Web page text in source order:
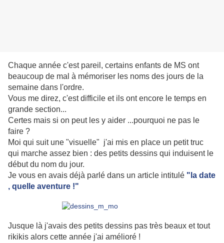
Chaque année c'est pareil, certains enfants de MS ont
beaucoup de mal à mémoriser les noms des jours de la
semaine dans l'ordre.
Vous me direz, c'est difficile et ils ont encore le temps en
grande section...
Certes mais si on peut les y aider ...pourquoi ne pas le
faire ?
Moi qui suit une "visuelle" j'ai mis en place un petit truc
qui marche assez bien : des petits dessins qui induisent le
début du nom du jour.
Je vous en avais déjà parlé dans un article intitulé "la date
, quelle aventure !"
Jusque là j'avais des petits dessins pas très beaux et tout
rikikis alors cette année j'ai amélioré !